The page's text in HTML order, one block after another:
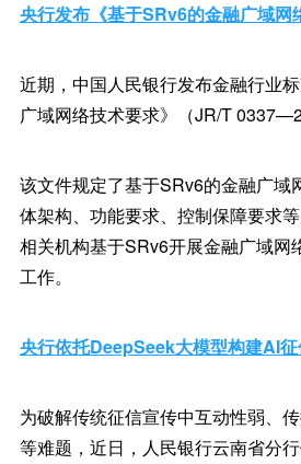
央行发布《基于SRv6的金融广域网
近期，中国人民银行发布金融行业
广域网络技术要求》（JR/T
该文件规定了基于SRv6的金融广域
体架构、功能要求、控制保障要求
相关机构基于SRv6开展金融广域网
工作。
央行依托DeepSeek大模型构建AI
为破解传统征信宣传中互动性弱、
等难题，近日，人民银行云南省分